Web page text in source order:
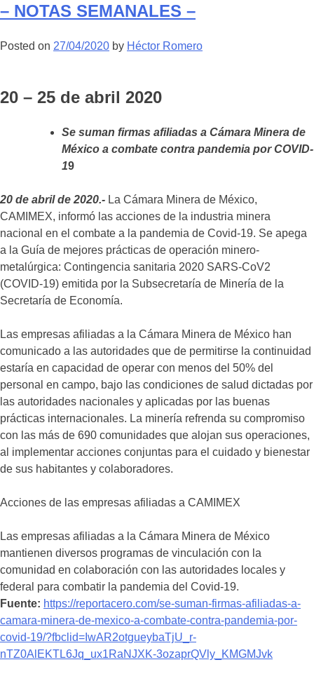
– NOTAS SEMANALES –
Posted on 27/04/2020 by Héctor Romero
20 – 25 de abril 2020
Se suman firmas afiliadas a Cámara Minera de
México a combate contra pandemia por COVID-
19
20 de abril de 2020.- La Cámara Minera de México,
CAMIMEX, informó las acciones de la industria minera
nacional en el combate a la pandemia de Covid-19. Se apega
a la Guía de mejores prácticas de operación minero-
metalúrgica: Contingencia sanitaria 2020 SARS-CoV2
(COVID-19) emitida por la Subsecretaría de Minería de la
Secretaría de Economía.
Las empresas afiliadas a la Cámara Minera de México han
comunicado a las autoridades que de permitirse la continuidad
estaría en capacidad de operar con menos del 50% del
personal en campo, bajo las condiciones de salud dictadas por
las autoridades nacionales y aplicadas por las buenas
prácticas internacionales. La minería refrenda su compromiso
con las más de 690 comunidades que alojan sus operaciones,
al implementar acciones conjuntas para el cuidado y bienestar
de sus habitantes y colaboradores.
Acciones de las empresas afiliadas a CAMIMEX
Las empresas afiliadas a la Cámara Minera de México
mantienen diversos programas de vinculación con la
comunidad en colaboración con las autoridades locales y
federal para combatir la pandemia del Covid-19.
Fuente: https://reportacero.com/se-suman-firmas-afiliadas-a-
camara-minera-de-mexico-a-combate-contra-pandemia-por-
covid-19/?fbclid=IwAR2otgueybaTjU_r-
nTZ0AlEKTL6Jq_ux1RaNJXK-3ozaprQVly_KMGMJvk